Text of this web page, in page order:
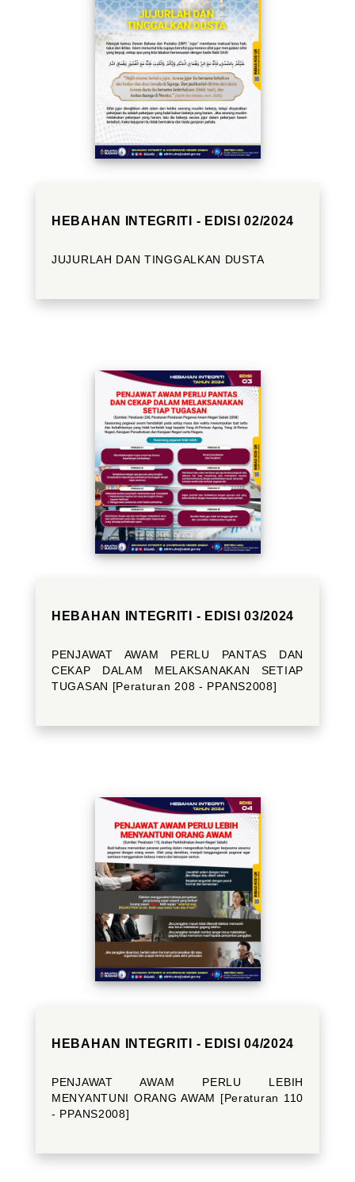
HEBAHAN INTEGRITI - EDISI 02/2024
JUJURLAH DAN TINGGALKAN DUSTA
HEBAHAN INTEGRITI - EDISI 03/2024
PENJAWAT AWAM PERLU PANTAS DAN
CEKAP DALAM MELAKSANAKAN SETIAP
TUGASAN [Peraturan 208 - PPANS2008]
HEBAHAN INTEGRITI - EDISI 04/2024
PENJAWAT AWAM PERLU LEBIH
MENYANTUNI ORANG AWAM [Peraturan 110
- PPANS2008]